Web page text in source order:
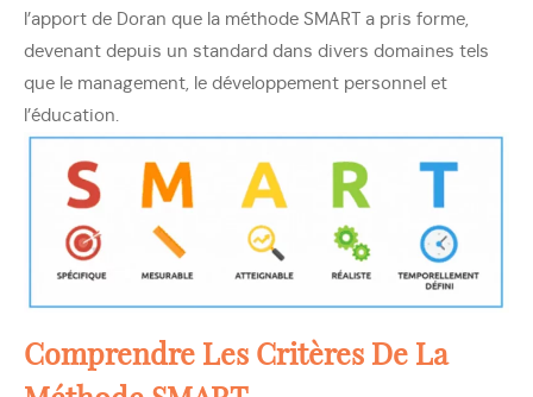
l’apport de Doran que la méthode SMART a pris forme,
devenant depuis un standard dans divers domaines tels
que le management, le développement personnel et
l’éducation.
Comprendre Les Critères De La